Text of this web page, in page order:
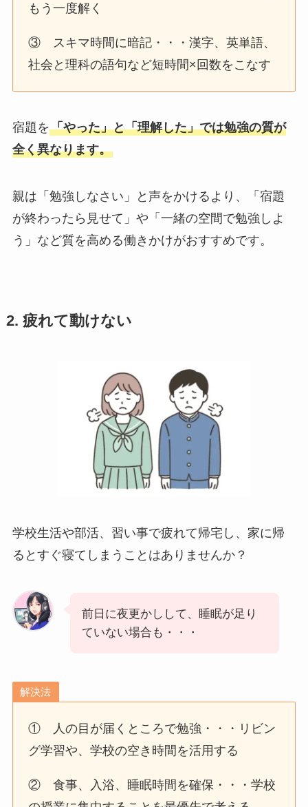
もう一度解く
③ スキマ時間に暗記・・・漢字、英単語、
社会と理科の語句など短時間×回数をこなす
宿題を「やった」と「理解した」では勉強の質が
全く異なります。
親は「勉強しなさい」と声をかけるより、「宿題
が終わったら見せて」や「一緒の空間で勉強しよ
う」など質を高める働きかけがおすすめです。
2. 疲れて動けない
学校生活や部活、習い事で疲れて帰宅し、家に帰
るとすぐ寝てしまうことはありませんか？
前日に夜更かしして、睡眠が足り
ていない場合も・・・
解決法
① 人の目が届くところで勉強・・・リビン
グ学習や、学校の空き時間を活用する
② 食事、入浴、睡眠時間を確保・・・学校